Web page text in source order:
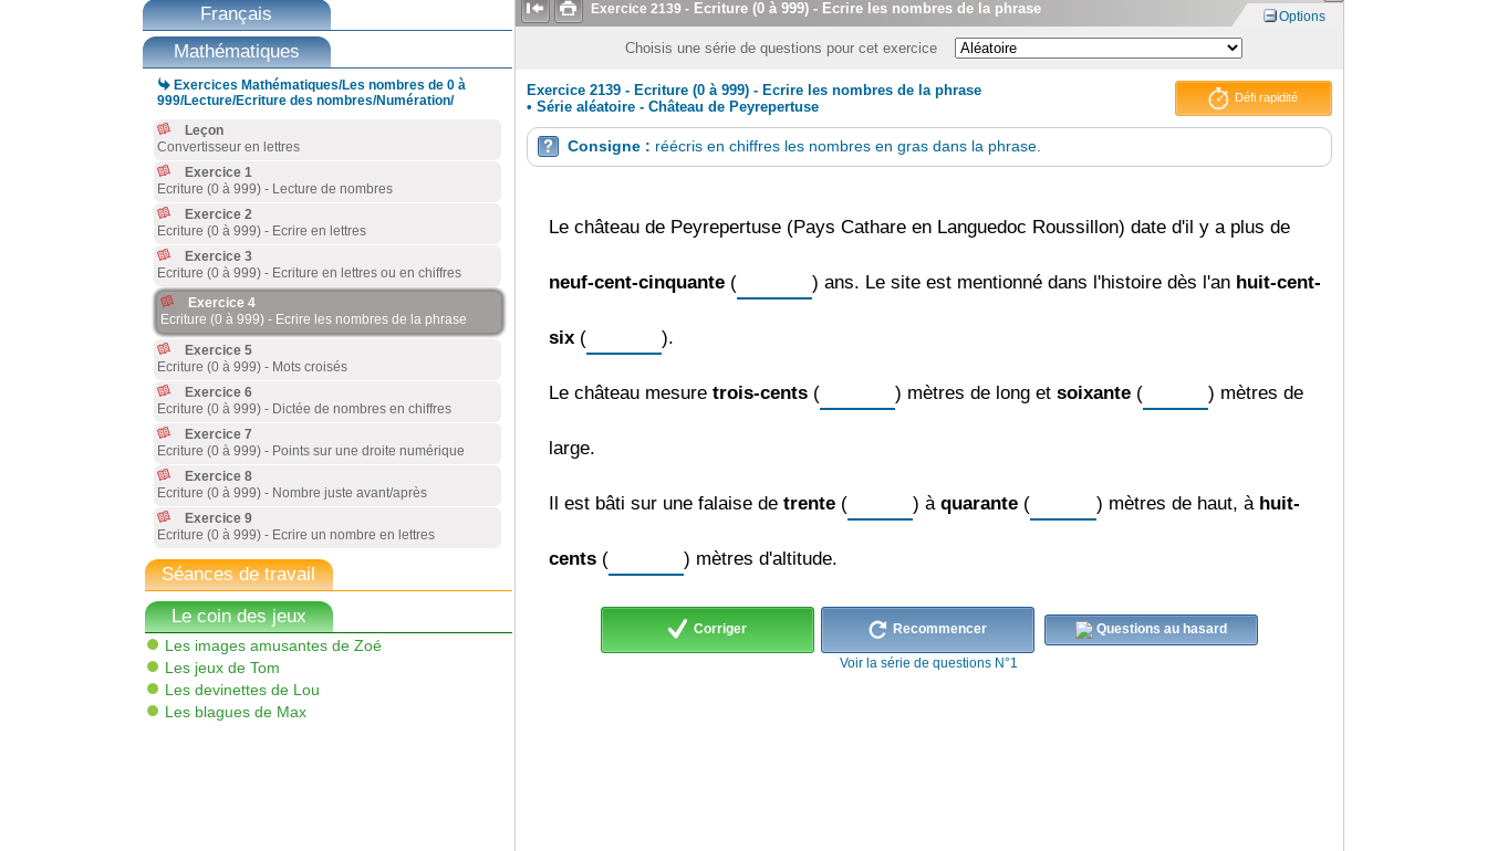
Français
Mathématiques
 Exercices Mathématiques/Les nombres de 0 à
999/Lecture/Ecriture des nombres/Numération/
Leçon
Convertisseur en lettres
Exercice 1
Ecriture (0 à 999) - Lecture de nombres
Exercice 2
Ecriture (0 à 999) - Ecrire en lettres
Exercice 3
Ecriture (0 à 999) - Ecriture en lettres ou en chiffres
Exercice 4
Ecriture (0 à 999) - Ecrire les nombres de la phrase
Exercice 5
Ecriture (0 à 999) - Mots croisés
Exercice 6
Ecriture (0 à 999) - Dictée de nombres en chiffres
Exercice 7
Ecriture (0 à 999) - Points sur une droite numérique
Exercice 8
Ecriture (0 à 999) - Nombre juste avant/après
Exercice 9
Ecriture (0 à 999) - Ecrire un nombre en lettres
Séances de travail
Le coin des jeux
Les images amusantes de Zoé
Les jeux de Tom
Les devinettes de Lou
Les blagues de Max
  Exercice 2139 - Ecriture (0 à 999) - Ecrire les nombres de la phrase Options
Choisis une série de questions pour cet exercice
Défi rapidité
Exercice 2139 - Ecriture (0 à 999) - Ecrire les nombres de la phrase
• Série aléatoire - Château de Peyrepertuse
 Consigne : réécris en chiffres les nombres en gras dans la phrase.
Le château de Peyrepertuse (Pays Cathare en Languedoc Roussillon) date d'il y a plus de
neuf-cent-cinquante ( ) ans. Le site est mentionné dans l'histoire dès l'an huit-cent-
six ( ).
Le château mesure trois-cents ( ) mètres de long et soixante ( ) mètres de
large.
Il est bâti sur une falaise de trente ( ) àquarante ( ) mètres de haut, à huit-
cents ( ) mètres d'altitude.
Corriger Recommencer Questions au hasard
Voir la série de questions N°1